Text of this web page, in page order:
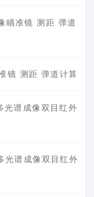
准镜 测距 弹道
镜 测距 弹道计算
谱成像双目红外
谱成像双目红外